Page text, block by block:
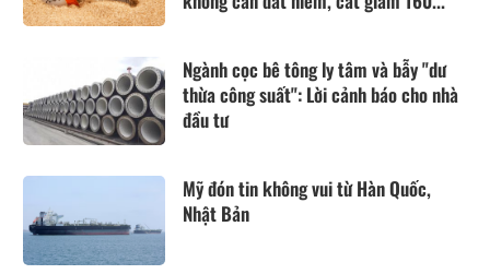
Ngành cọc bê tông ly tâm và bẫy "dư
thừa công suất": Lời cảnh báo cho nhà
đầu tư
Mỹ đón tin không vui từ Hàn Quốc,
Nhật Bản